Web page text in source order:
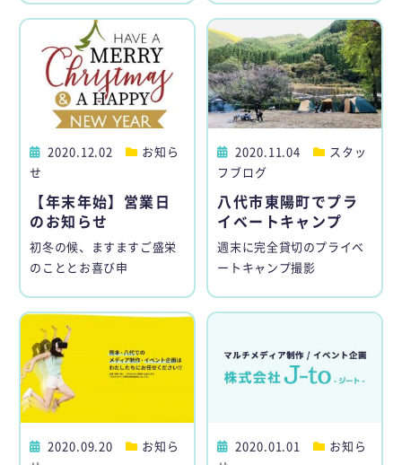
2020.12.02
お知ら
せ
【年末年始】営業日
のお知らせ
初冬の候、ますますご盛栄
のこととお喜び申
2020.11.04
スタッ
フブログ
八代市東陽町でプラ
イベートキャンプ
週末に完全貸切のプライベ
ートキャンプ撮影
2020.09.20
お知ら
2020.01.01
お知ら